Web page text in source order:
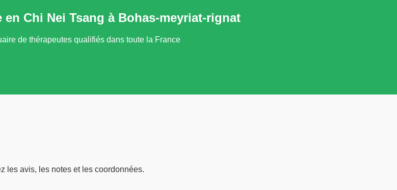
Chi Nei Tsang à Bohas-meyriat-rignat
de thérapeutes qualifiés dans toute la France
les avis, les notes et les coordonnées.